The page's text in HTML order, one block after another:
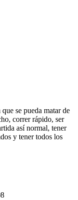
se pueda matar de
correr rápido, ser
así normal, tener
y tener todos los